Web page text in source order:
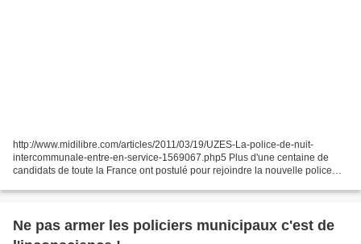
http://www.midilibre.com/articles/2011/03/19/UZES-La-police-de-nuit-
intercommunale-entre-en-service-1569067.php5 Plus d'une centaine de
candidats de toute la France ont postulé pour rejoindre la nouvelle police
Ne pas armer les policiers municipaux c'est de